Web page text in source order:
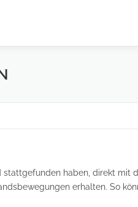
haben, direkt
erhalten. So